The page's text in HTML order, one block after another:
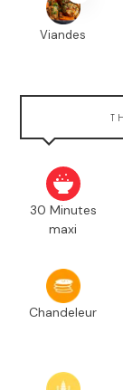
Viandes
30 Minutes
maxi
Chandeleur